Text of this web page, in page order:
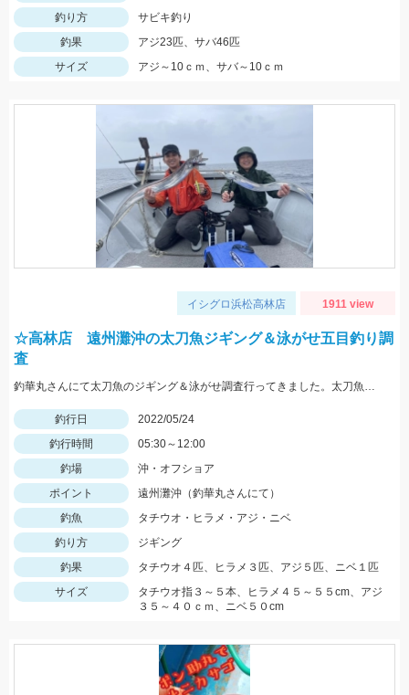
釣り方
サビキ釣り
釣果
アジ23匹、サバ46匹
サイズ
アジ～10ｃｍ、サバ～10ｃｍ
イシグロ浜松高林店 1911 view
☆高林店 遠州灘沖の太刀魚ジギング＆泳がせ五目釣り調
査
釣華丸さんにて太刀魚のジギング＆泳がせ調査行ってきました。太刀魚はまだ少し早かった感じですが良型も出ました！
釣行日
2022/05/24
釣行時間
05:30～12:00
釣場
沖・オフショア
ポイント
遠州灘沖（釣華丸さんにて）
釣魚
タチウオ・ヒラメ・アジ・ニベ
釣り方
ジギング
釣果
タチウオ４匹、ヒラメ３匹、アジ５匹、ニベ１匹
サイズ
タチウオ指３～５本、ヒラメ４５～５５cm、アジ
３５～４０ｃｍ、ニベ５０cm